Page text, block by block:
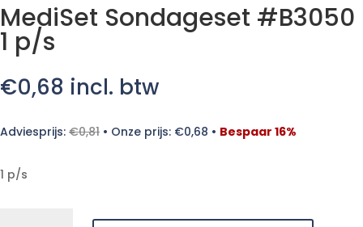
MediSet Sondageset #B3050
1 p/s
€0,68 incl. btw
Adviesprijs: €0,81 • Onze prijs: €0,68 • Bespaar 16%
1 p/s